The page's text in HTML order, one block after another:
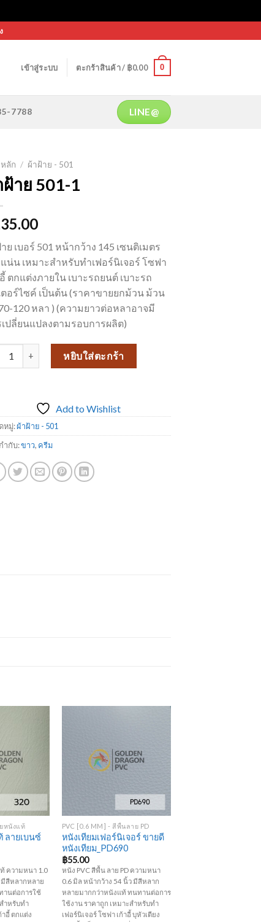
เข้าสู่ระบบ ตะกร้าสินค้า / ฿0.00 0
7788 LINE@
ลัก / ผ้าฝ้าย - 501
ฝ้าย 501-1
ย เบอร์ 501 หน้ากว้าง 145 เซนติเมตร
แน่น เหมาะสำหรับทำเฟอร์นิเจอร์ โซฟา
ตกแต่งภายใน เบาะรถยนต์ เบาะรถ
ตอร์ไซค์ เป็นต้น (ราคาขายยกม้วน ม้วน
120 หลา ) (ความยาวต่อหลาอาจมี
เปลี่ยนแปลงตามรอบการผลิต)
วน ผ้าฝ้าย 501-1 ชิ้นหยิบใส่ตะกร้า
Add to Wishlist
หมู่:ผ้าฝ้าย - 501
ำกับ:ขาว, ครีม
Add to
หนังแท้
ลายเบนซ์
ความหนา 1.0
มีสีหลากหลาย
านต่อการใช้
ำหรับทำ
าอี้ ตกแต่ง
Add to
PVC [0.6 MM] - สีพื้นลาย PD
หนังเทียมเฟอร์นิเจอร์ ขายดี
หนังเทียม_PD690
฿55.00
หนัง PVC สีพื้น ลาย PD ความหนา
0.6 มิล หน้ากว้าง 54 นิ้ว มีสีหลาก
หลายมากกว่าหนังแท้ ทนทานต่อการ
ใช้งาน ราคาถูก เหมาะสำหรับทำ
เฟอร์นิเจอร์ โซฟา เก้าอี้ บุหัวเตียง